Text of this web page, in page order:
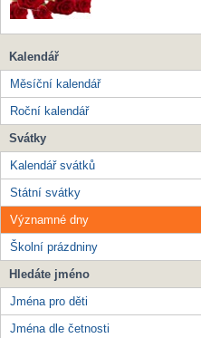
Kalendář
Měsíční kalendář
Roční kalendář
Svátky
Kalendář svátků
Státní svátky
Významné dny
Školní prázdniny
Hledáte jméno
Jména pro děti
Jména dle četnosti